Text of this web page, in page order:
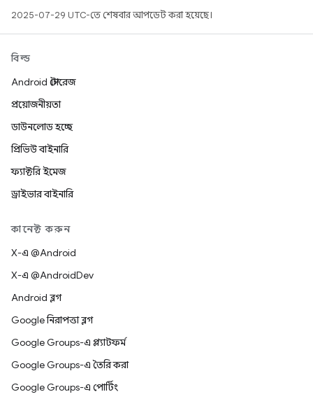
2025-07-29 UTC-তে শেষবার আপডেট করা হয়েছে।
বিল্ড
Android স্টোরেজ
প্রয়োজনীয়তা
ডাউনলোড হচ্ছে
প্রিভিউ বাইনারি
ফ্যাক্টরি ইমেজ
ড্রাইভার বাইনারি
কানেক্ট করুন
X-এ @Android
X-এ @AndroidDev
Android ব্লগ
Google নিরাপত্তা ব্লগ
Google Groups-এ প্ল্যাটফর্ম
Google Groups-এ তৈরি করা
Google Groups-এ পোর্টিং